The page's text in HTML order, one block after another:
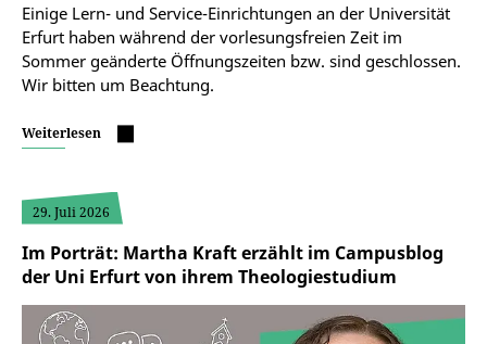
Einige Lern- und Service-Einrichtungen an der Universität
Erfurt haben während der vorlesungsfreien Zeit im
Sommer geänderte Öffnungszeiten bzw. sind geschlossen.
Wir bitten um Beachtung.
Weiterlesen
29. Juli 2026
Im Porträt: Martha Kraft erzählt im Campusblog
der Uni Erfurt von ihrem Theologiestudium